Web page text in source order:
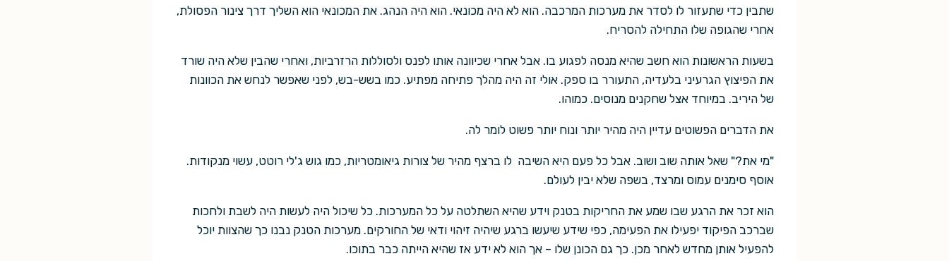
שתבין כדי שתעזור לו לסדר את מערכות המרכבה. הוא לא היה מכונאי. הוא היה הנהג. את המכונאי הוא השליך דרך צינור הפסולת,
אחרי שהגופה שלו התחילה להסריח.
בשעות הראשונות הוא חשב שהיא מנסה לפגוע בו. אבל אחרי שכיוונה אותו לפנס ולסוללות הרזרביות, ואחרי שהבין שלא היה שורד
את הפיצוץ הגרעיני בלעדיה, התעורר בו ספק. אולי זה היה מהלך פתיחה מפתיע. כמו בשש-בש, לפני שאפשר לנחש את הכוונות
של היריב. במיוחד אצל שחקנים מנוסים. כמוהו.
את הדברים הפשוטים עדיין היה מהיר יותר ונוח יותר פשוט לומר לה.
"מי את?" שאל אותה שוב ושוב. אבל כל פעם היא השיבה לו ברצף מהיר של צורות גיאומטריות, כמו גוש ג'לי רוטט, עשוי מנקודות.
אוסף סימנים עמוס ומרצד, בשפה שלא יבין לעולם.
הוא זכר את הרגע שבו שמע את החריקות בטנק וידע שהיא השתלטה על כל המערכות. כל שיכול היה לעשות היה לשבת ולחכות
שברכב הפיקוד יפעילו את הפעימה, כפי שידע שיעשו ברגע שיהיה זיהוי ודאי של החורקים. מערכות הטנק נבנו כך שהצוות יוכל
להפעיל אותן מחדש לאחר מכן. כך גם הכונן שלו – אך הוא לא ידע אז שהיא הייתה כבר בתוכו.